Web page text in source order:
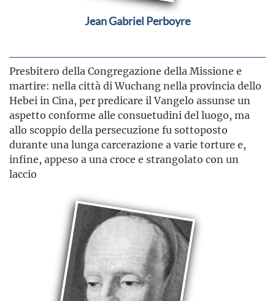
Jean Gabriel Perboyre
Presbitero della Congregazione della Missione e
martire: nella città di Wuchang nella provincia dello
Hebei in Cina, per predicare il Vangelo assunse un
aspetto conforme alle consuetudini del luogo, ma
allo scoppio della persecuzione fu sottoposto
durante una lunga carcerazione a varie torture e,
infine, appeso a una croce e strangolato con un
laccio